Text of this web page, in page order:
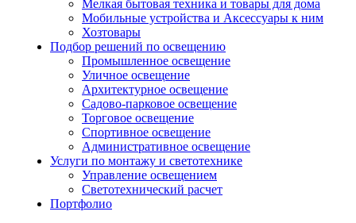
Мелкая бытовая техника и товары для дома
Мобильные устройства и Аксессуары к ним
Хозтовары
Подбор решений по освещению
Промышленное освещение
Уличное освещение
Архитектурное освещение
Садово-парковое освещение
Торговое освещение
Спортивное освещение
Административное освещение
Услуги по монтажу и светотехнике
Управление освещением
Светотехнический расчет
Портфолио